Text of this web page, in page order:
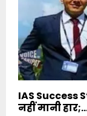
IAS Success
नहीं मानी